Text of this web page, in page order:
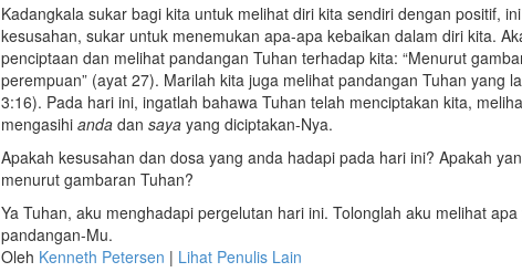
Kadangkala sukar bagi kita untuk melihat diri kita sendiri dengan positif,
kesusahan, sukar untuk menemukan apa-apa kebaikan dalam diri kita.
penciptaan dan melihat pandangan Tuhan terhadap kita: “Menurut
perempuan” (ayat 27). Marilah kita juga melihat pandangan Tuhan yang
3:16). Pada hari ini, ingatlah bahawa Tuhan telah menciptakan kita,
mengasihi anda dan saya yang diciptakan-Nya.
Apakah kesusahan dan dosa yang anda hadapi pada hari ini? Apakah
menurut gambaran Tuhan?
Ya Tuhan, aku menghadapi pergelutan hari ini. Tolonglah aku melihat
pandangan-Mu.
Oleh Kenneth Petersen | Lihat Penulis Lain